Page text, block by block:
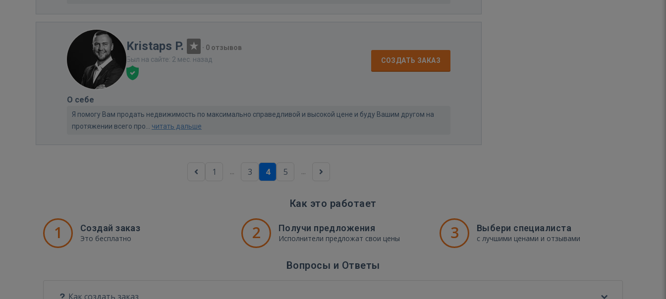
Kristaps P. · 0 отзывов
Был на сайте: 2 мес. назад
СОЗДАТЬ ЗАКАЗ
О себе
Я помогу Вам продать недвижимость по максимально справедливой и высокой цене и буду Вашим другом на
протяжении всего про... читать дальше
1 ... 3 4 5 ...
Как это работает
1 Создай заказ
Это бесплатно 2 Получи предложения
Исполнители предложат свои цены 3 Выбери специалиста
с лучшими ценами и отзывами
Вопросы и Ответы
Как создать заказ